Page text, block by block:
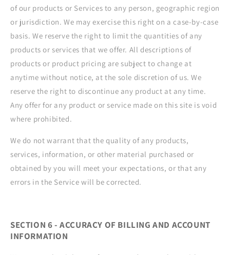
of our products or Services to any person, geographic region
or jurisdiction. We may exercise this right on a case-by-case
basis. We reserve the right to limit the quantities of any
products or services that we offer. All descriptions of
products or product pricing are subject to change at
anytime without notice, at the sole discretion of us. We
reserve the right to discontinue any product at any time.
Any offer for any product or service made on this site is void
where prohibited.
We do not warrant that the quality of any products,
services, information, or other material purchased or
obtained by you will meet your expectations, or that any
errors in the Service will be corrected.
SECTION 6 - ACCURACY OF BILLING AND ACCOUNT
INFORMATION